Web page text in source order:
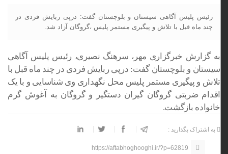
رئیس پلیس آگاهی سیستان و بلوچستان گفت: درپی ربایش فردی در
چند ماه قبل با تلاش و پیگیری مستمر پلیس ،گروگان آزاد شد.
به گزارش خبرگزاری مهر، سرهنگ نصیری، رئیس پلیس آگاهی
سیستان و بلوچستان گفت:درپیربایش فردی در چند ماه قبل با
تلاش و پیگیری مستمر پلیس محل نگهداری وی شناسایی و با یک
اقدام ضربتی گروگان گیران دستگیر و گروگان به آغوش گرم
خانواده بازگشت.
به اشتراک بگذارید :
https://aftabhoghooghi.ir/?p=62819